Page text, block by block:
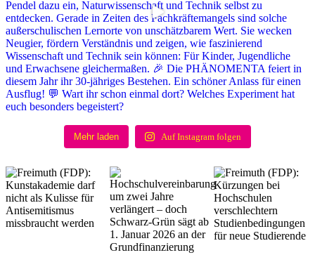
Mehr laden Auf Insta­gram folgen